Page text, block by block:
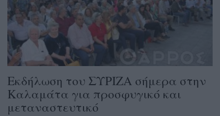
Εκδήλωση του ΣΥΡΙΖΑ σήμερα στην
Καλαμάτα για προσφυγικό και
μεταναστευτικό